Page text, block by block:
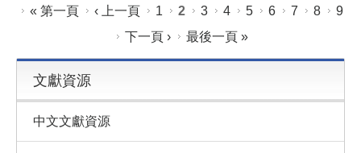
頁面
« 第一頁 ‹ 上一頁 1 2 3 4 5 6 7 8
9
下一頁 ›
最後一頁 »
文獻資源
中文文獻資源